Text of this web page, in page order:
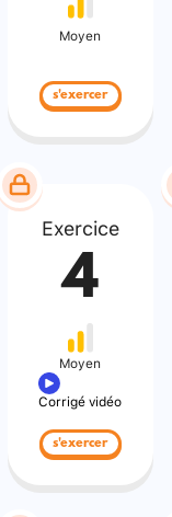
Moyen
s'exercer
Exercice
4
Moyen
Corrigé vidéo
s'exercer